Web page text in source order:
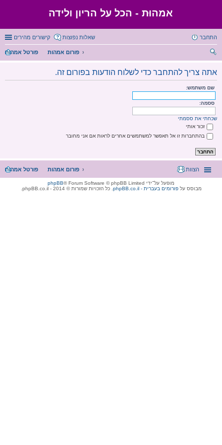
אמהוּת - הכל על הריון ולידה
קישורים מהירים שאלות נפוצות התחבר
פורטל אמהות
פורום אמהות
ש
אתה צריך להתחבר כדי לשלוח הודעות בפורום זה.
שם משתמש:
ססמה:
שכחתי את ססמתי
זכור אותי
בהתחברות זו אל תאפשר למשתמשים אחרים לראות אם אני מחובר
פורטל אמהות פורום אמהות הצוות
מופעל על־ידי phpBB® Forum Software © phpBB Limited
מבוסס עלphpBB.co.il - פורומים בעברית . כל הזכויות שמורות © 2014 - phpBB.co.il.